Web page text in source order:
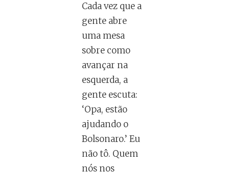
Cada vez que a
gente abre
uma mesa
sobre como
avançar na
esquerda, a
gente escuta:
‘Opa, estão
ajudando o
Bolsonaro.’ Eu
não tô. Quem
nós nos